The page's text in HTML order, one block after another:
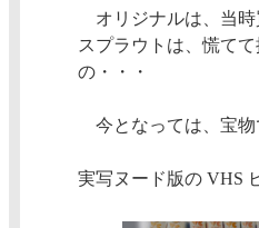
オリジナルは、当時
スプラウトは、慌て
の・・・
今となっては、宝物
実写ヌード版の VHS